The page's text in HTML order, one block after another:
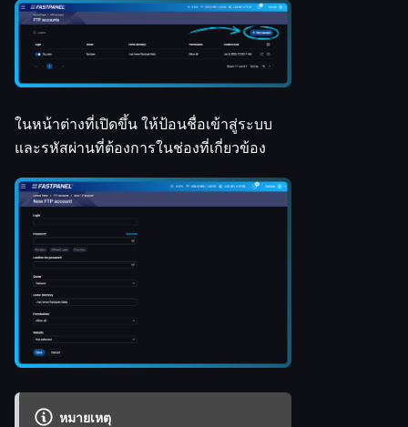
ในหน้าต่างที่เปิดขึ้น ให้ป้อนชื่อเข้าสู่ระบบ
และรหัสผ่านที่ต้องการในช่องที่เกี่ยวข้อง
หมายเหตุ